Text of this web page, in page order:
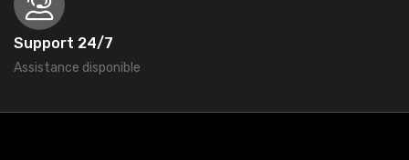
Support 24/7
Assistance disponible